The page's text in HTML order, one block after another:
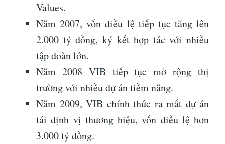
Values.
Năm 2007, vốn điều lệ tiếp tục tăng lên
2.000 tỷ đồng, ký kết hợp tác với nhiều
tập đoàn lớn.
Năm 2008 VIB tiếp tục mở rộng thị
trường với nhiều dự án tiềm năng.
Năm 2009, VIB chính thức ra mắt dự án
tái định vị thương hiệu, vốn điều lệ hơn
3.000 tỷ đồng.